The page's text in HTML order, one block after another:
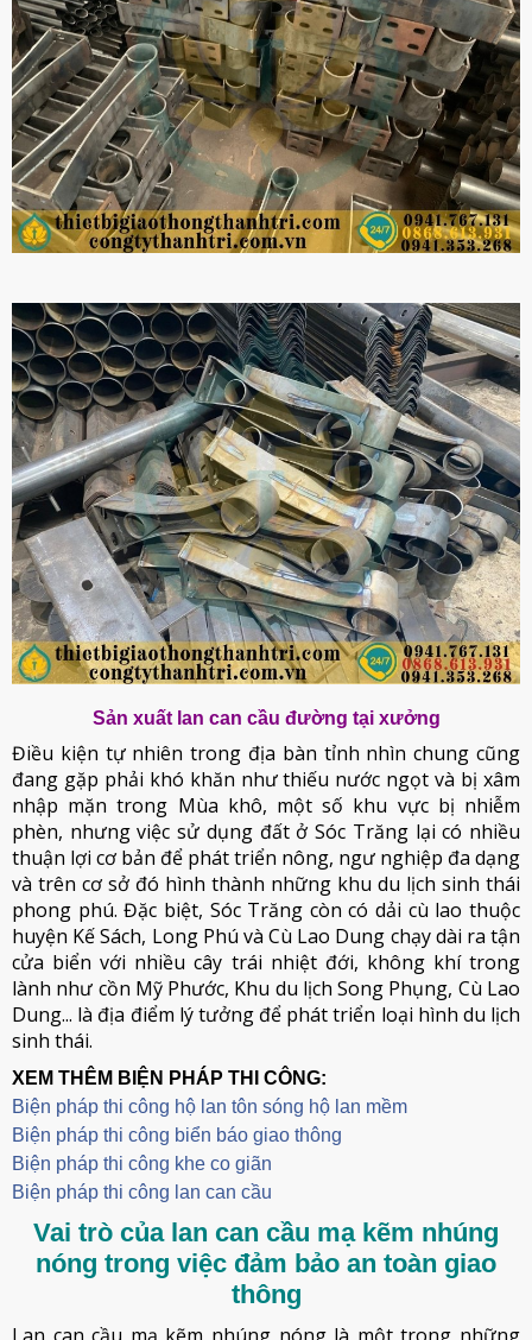
Sản xuất lan can cầu đường tại xưởng
Điều kiện tự nhiên trong địa bàn tỉnh nhìn chung cũng
đang gặp phải khó khăn như thiếu nước ngọt và bị xâm
nhập mặn trong Mùa khô, một số khu vực bị nhiễm
phèn, nhưng việc sử dụng đất ở Sóc Trăng lại có nhiều
thuận lợi cơ bản để phát triển nông, ngư nghiệp đa dạng
và trên cơ sở đó hình thành những khu du lịch sinh thái
phong phú. Đặc biệt, Sóc Trăng còn có dải cù lao thuộc
huyện Kế Sách, Long Phú và Cù Lao Dung chạy dài ra tận
cửa biển với nhiều cây trái nhiệt đới, không khí trong
lành như cồn Mỹ Phước, Khu du lịch Song Phụng, Cù Lao
Dung... là địa điểm lý tưởng để phát triển loại hình du lịch
sinh thái.
XEM THÊM BIỆN PHÁP THI CÔNG:
Biện pháp thi công hộ lan tôn sóng hộ lan mềm
Biện pháp thi công biển báo giao thông
Biện pháp thi công khe co giãn
Biện pháp thi công lan can cầu
Vai trò của lan can cầu mạ kẽm nhúng
nóng trong việc đảm bảo an toàn giao
thông